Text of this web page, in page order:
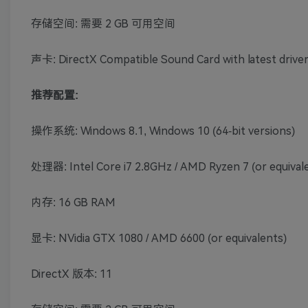
存储空间: 需要 2 GB 可用空间
声卡: DirectX Compatible Sound Card with latest
推荐配置:
操作系统: Windows 8.1, Windows 10 (64-bit versions)
处理器: Intel Core i7 2.8GHz / AMD Ryzen 7 (or
内存: 16 GB RAM
显卡: NVidia GTX 1080 / AMD 6600 (or equivalents)
DirectX 版本: 11